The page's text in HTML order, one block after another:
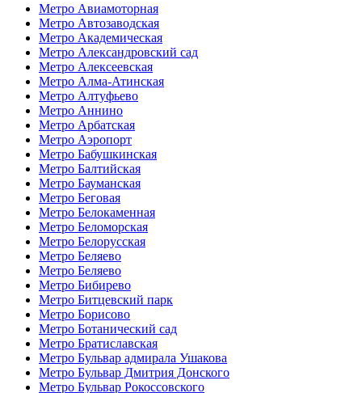
Метро Авиамоторная
Метро Автозаводская
Метро Академическая
Метро Александровский сад
Метро Алексеевская
Метро Алма-Атинская
Метро Алтуфьево
Метро Аннино
Метро Арбатская
Метро Аэропорт
Метро Бабушкинская
Метро Балтийская
Метро Бауманская
Метро Беговая
Метро Белокаменная
Метро Беломорская
Метро Белорусская
Метро Беляево
Метро Беляево
Метро Бибирево
Метро Битцевский парк
Метро Борисово
Метро Ботанический сад
Метро Братиславская
Метро Бульвар адмирала Ушакова
Метро Бульвар Дмитрия Донского
Метро Бульвар Рокоссовского